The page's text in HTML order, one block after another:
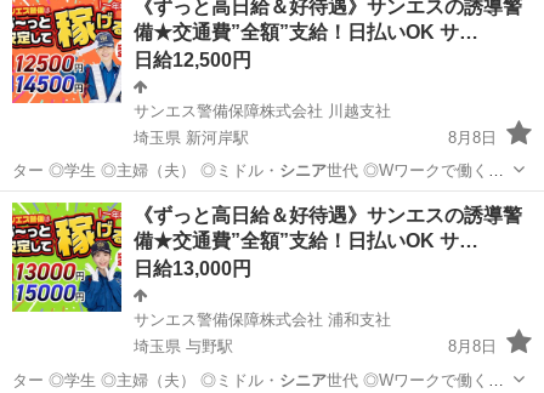
サンエス警備保障株式会社
《ずっと高日給＆好待遇》サンエスの誘導警
備★交通費”全額”支給！日払いOK サ…
日給12,500円
サンエス警備保障株式会社 川越支社
埼玉県 新河岸駅
8月8日
ター ◎学生 ◎主婦（夫） ◎ミドル・ シニア世代 ◎Wワークで働く方
警備経験や…
埼玉 川越市 新河岸駅 警備員
サンエス警備保障株式会社
《ずっと高日給＆好待遇》サンエスの誘導警
備★交通費”全額”支給！日払いOK サ…
日給13,000円
サンエス警備保障株式会社 浦和支社
埼玉県 与野駅
8月8日
ター ◎学生 ◎主婦（夫） ◎ミドル・ シニア世代 ◎Wワークで働く方